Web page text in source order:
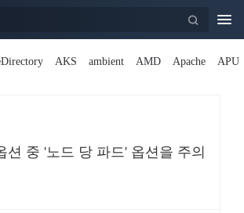
AKS ambient AMD Apache APU
션 중 '노드 당 파드' 옵션을 주의